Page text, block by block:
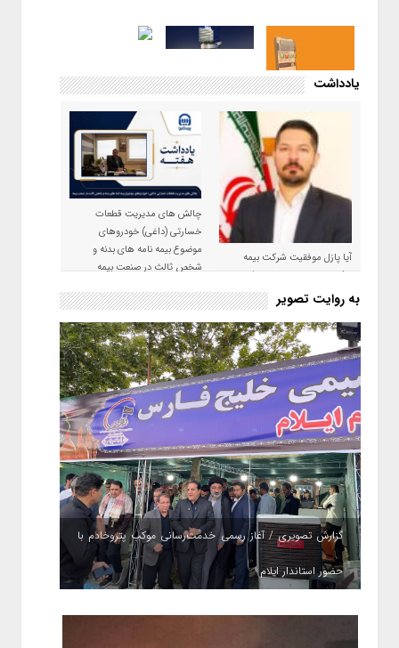
یادداشت
آیا پازل موفقیت شرکت بیمه
حکمت صبا در سال ۱۴۰۵ کامل می
شود؟!
چالش های مدیریت قطعات
خسارتی (داغی) خودروهای
موضوع بیمه نامه های بدنه و
شخص ثالث در صنعت بیمه
به روایت تصویر
گزارش تصویری / آغاز رسمی خدمت‌رسانی موکب پتروخادم با
حضور استاندار ایلام